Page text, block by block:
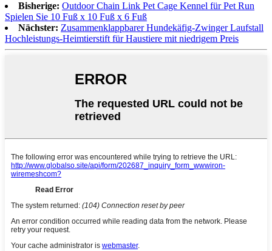
Bisherige: Outdoor Chain Link Pet Cage Kennel für Pet Run
Spielen Sie 10 Fuß x 10 Fuß x 6 Fuß
Nächster: Zusammenklappbarer Hundekäfig-Zwinger Laufstall
Hochleistungs-Heimtierstift für Haustiere mit niedrigem Preis